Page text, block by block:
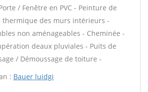
/ Fenêtre en PVC - Peinture de
thermique des murs intérieurs -
non aménageables - Cheminée -
deaux pluviales - Puits de
/ Démoussage de toiture -
: Bauer luidgi